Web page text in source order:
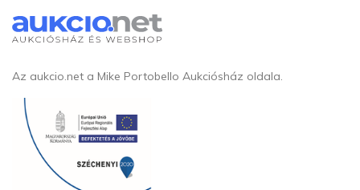
Az aukcio.net a Mike Portobello Aukciósház oldala.